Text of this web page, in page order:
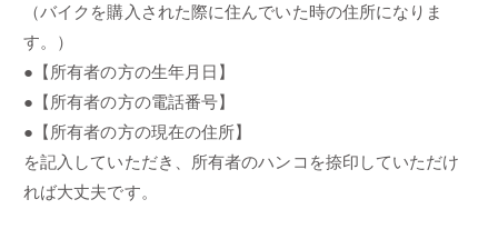
（バイクを購入された際に住んでいた時の住所になりま
す。）
●【所有者の方の生年月日】
●【所有者の方の電話番号】
●【所有者の方の現在の住所】
を記入していただき、所有者のハンコを捺印していただけ
れば大丈夫です。